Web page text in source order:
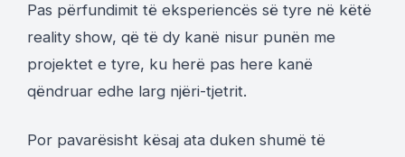
Pas përfundimit të eksperiencës së tyre në këtë
reality show, që të dy kanë nisur punën me
projektet e tyre, ku herë pas here kanë
qëndruar edhe larg njëri-tjetrit.
Por pavarësisht kësaj ata duken shumë të